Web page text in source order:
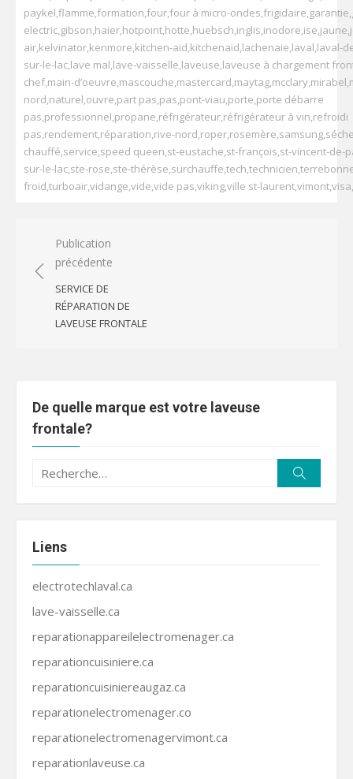
paykel,flamme,formation,four,four à micro-ondes,frigidaire,garantie,
electric,gibson,haier,hotpoint,hotte,huebsch,inglis,inodore,ise,jaune,
air,kelvinator,kenmore,kitchen-aid,kitchenaid,lachenaie,laval,laval-
sur-le-lac,lave mal,lave-vaisselle,laveuse,laveuse à chargement
chef,main-d’oeuvre,mascouche,mastercard,maytag,mcclary,mirabel,
nord,naturel,ouvre,part pas,pas,pont-viau,porte,porte débarre
pas,professionnel,propane,réfrigérateur,réfrigérateur à vin,refroidi
pas,rendement,réparation,rive-nord,roper,rosemère,samsung,
chauffé,service,speed queen,st-eustache,st-françois,st-vincent-de-
sur-le-lac,ste-rose,ste-thérèse,surchauffe,tech,technicien,
froid,turboair,vidange,vide,vide pas,viking,ville st-laurent,vimont,visa,
Navigation
de
l’article
Publication
précédente
SERVICE DE
RÉPARATION DE
LAVEUSE FRONTALE
De quelle marque est votre laveuse
frontale?
Recherche
Liens
electrotechlaval.ca
lave-vaisselle.ca
reparationappareilelectromenager.ca
reparationcuisiniere.ca
reparationcuisiniereaugaz.ca
reparationelectromenager.co
reparationelectromenagervimont.ca
reparationlaveuse.ca